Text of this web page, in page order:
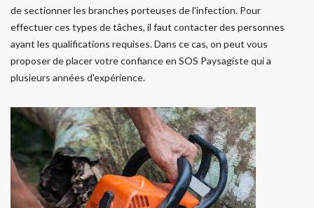
de sectionner les branches porteuses de l'infection. Pour
effectuer ces types de tâches, il faut contacter des personnes
ayant les qualifications requises. Dans ce cas, on peut vous
proposer de placer votre confiance en SOS Paysagiste qui a
plusieurs années d'expérience.